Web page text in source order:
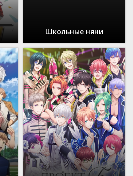
Школьные няни